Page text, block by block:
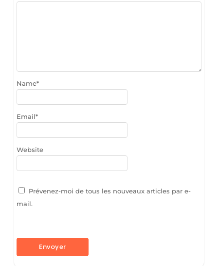
Name*
Email*
Website
Prévenez-moi de tous les nouveaux articles par e-
mail.